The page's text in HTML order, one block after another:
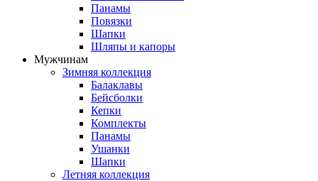
Панамы
Повязки
Шапки
Шляпы и капоры
Мужчинам
Зимняя коллекция
Балаклавы
Бейсболки
Кепки
Комплекты
Панамы
Ушанки
Шапки
Летняя коллекция